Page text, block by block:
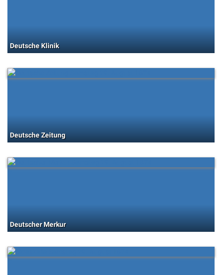
Deutsche Klinik
Deutsche Zeitung
Deutscher Merkur